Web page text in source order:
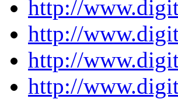
http://
http://
http://
http://